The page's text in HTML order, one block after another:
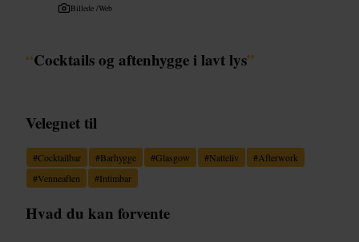
Billede /Web
“Cocktails og aftenhygge i lavt lys”
Velegnet til
#Cocktailbar #Barhygge #Glasgow #Natteliv #Afterwork
#Venneaften #Intimbar
Hvad du kan forvente